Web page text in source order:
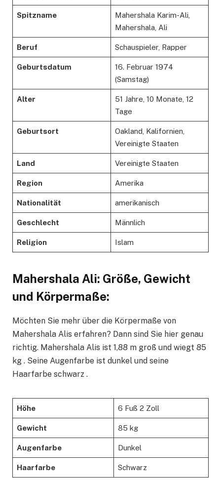
Spitzname
Mahershala Karim-Ali,
Mahershala, Ali
Beruf Schauspieler, Rapper
Geburtsdatum
16. Februar 1974
(Samstag)
Alter
51 Jahre, 10 Monate, 12
Tage
Geburtsort
Oakland, Kalifornien,
Vereinigte Staaten
Land Vereinigte Staaten
Region Amerika
Nationalität amerikanisch
Geschlecht Männlich
Religion Islam
Mahershala Ali: Größe, Gewicht
und Körpermaße:
Möchten Sie mehr über die Körpermaße von
Mahershala Alis erfahren? Dann sind Sie hier genau
richtig. Mahershala Alis ist 1,88 m groß und wiegt 85
kg . Seine Augenfarbe ist dunkel und seine
Haarfarbe schwarz .
Höhe 6 Fuß 2 Zoll
Gewicht 85 kg
Augenfarbe Dunkel
Haarfarbe Schwarz